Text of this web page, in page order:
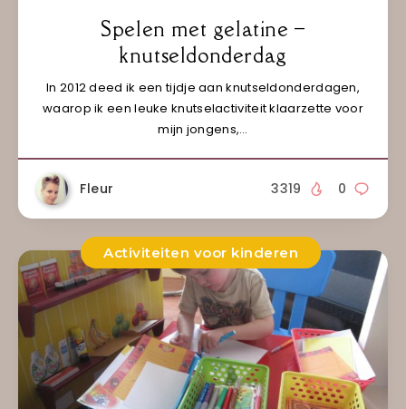
Spelen met gelatine –
knutseldonderdag
In 2012 deed ik een tijdje aan knutseldonderdagen,
waarop ik een leuke knutselactiviteit klaarzette voor
mijn jongens,…
Fleur 0
3319
Activiteiten voor kinderen